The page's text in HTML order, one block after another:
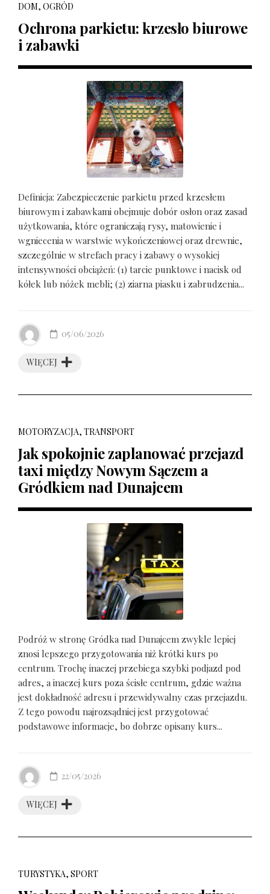
DOM, OGRÓD
Ochrona parkietu: krzesło biurowe
i zabawki
Definicja: Zabezpieczenie parkietu przed krzesłem
biurowym i zabawkami obejmuje dobór osłon oraz zasad
użytkowania, które ograniczają rysy, matowienie i
wgniecenia w warstwie wykończeniowej oraz drewnie,
szczególnie w strefach pracy i zabawy o wysokiej
intensywności obciążeń: (1) tarcie punktowe i nacisk od
kółek lub nóżek mebli; (2) ziarna piasku i zabrudzenia...
WIĘCEJ
05/06/2026
MOTORYZACJA, TRANSPORT
Jak spokojnie zaplanować przejazd
taxi między Nowym Sączem a
Gródkiem nad Dunajcem
Podróż w stronę Gródka nad Dunajcem zwykle lepiej
znosi lepszego przygotowania niż krótki kurs po
centrum. Trochę inaczej przebiega szybki podjazd pod
adres, a inaczej kurs poza ścisłe centrum, gdzie ważna
jest dokładność adresu i przewidywalny czas przejazdu.
Z tego powodu najrozsądniej jest przygotować
podstawowe informacje, bo dobrze opisany kurs...
WIĘCEJ
22/05/2026
TURYSTYKA, SPORT